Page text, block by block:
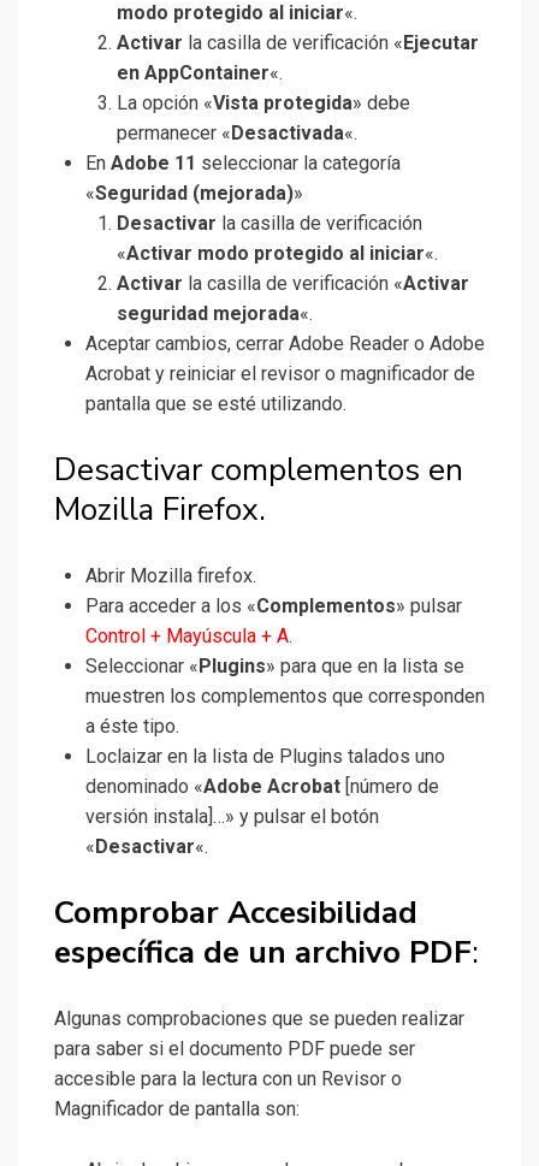
modo protegido al iniciar«.
Activar la casilla de verificación « Ejecutar
en AppContainer«.
La opción «Vista protegida» debe
permanecer « Desactivada«.
En Adobe 11 seleccionar la categoría
«Seguridad (mejorada)»
Desactivar la casilla de verificación
«Activar modo protegido al iniciar«.
Activar la casilla de verificación «Activar
seguridad mejorada«.
Aceptar cambios, cerrar Adobe Reader o Adobe
Acrobat y reiniciar el revisor o magnificador de
pantalla que se esté utilizando.
Desactivar complementos en
Mozilla Firefox.
Abrir Mozilla firefox.
Para acceder a los «Complementos» pulsar
Control + Mayúscula + A.
Seleccionar « Plugins» para que en la lista se
muestren los complementos que corresponden
a éste tipo.
Loclaizar en la lista de Plugins talados uno
denominado «Adobe Acrobat [número de
versión instala]…» y pulsar el botón
« Desactivar«.
Comprobar Accesibilidad
específica de un archivo PDF:
Algunas comprobaciones que se pueden realizar
para saber si el documento PDF puede ser
accesible para la lectura con un Revisor o
Magnificador de pantalla son: